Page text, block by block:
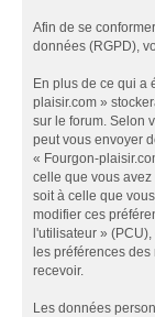
Afin de se
données (RGPD),
En plus de ce qui a
plaisir.com »
sur le forum. Selon
peut vous envoyer
« Fourgon-
celle que vous
soit à celle que
modifier ces
l'utilisateur »
les préférences
recevoir.
Les données